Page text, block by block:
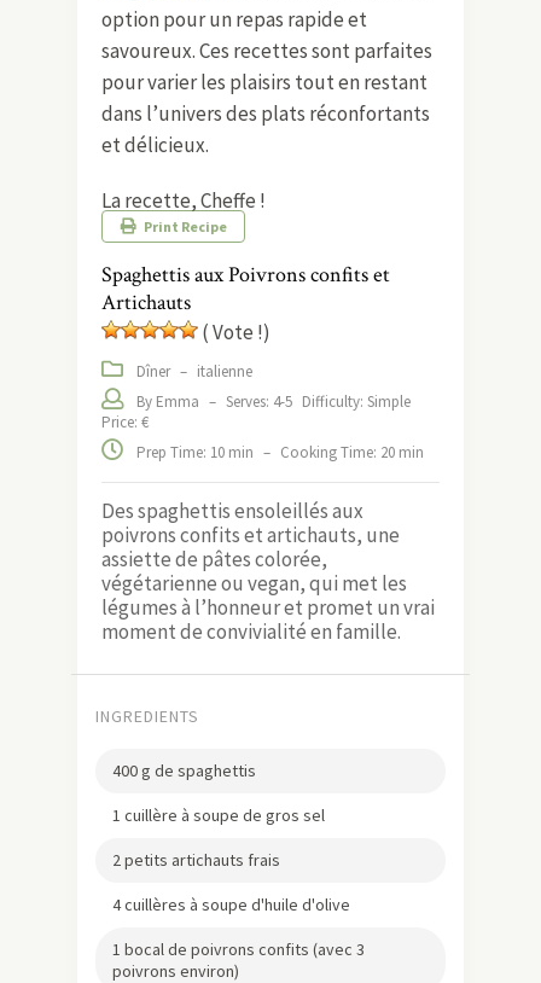
option pour un repas rapide et
savoureux. Ces recettes sont parfaites
pour varier les plaisirs tout en restant
dans l’univers des plats réconfortants
et délicieux.
La recette, Cheffe !
Print Recipe
Spaghettis aux Poivrons confits et
Artichauts
( Vote !)
Dîner – italienne
By Emma – Serves: 4-5 Difficulty: Simple
Price: €
Prep Time: 10 min – Cooking Time: 20 min
Des spaghettis ensoleillés aux
poivrons confits et artichauts, une
assiette de pâtes colorée,
végétarienne ou vegan, qui met les
légumes à l’honneur et promet un vrai
moment de convivialité en famille.
INGREDIENTS
400 g de spaghettis
1 cuillère à soupe de gros sel
2 petits artichauts frais
4 cuillères à soupe d'huile d'olive
1 bocal de poivrons confits (avec 3
poivrons environ)